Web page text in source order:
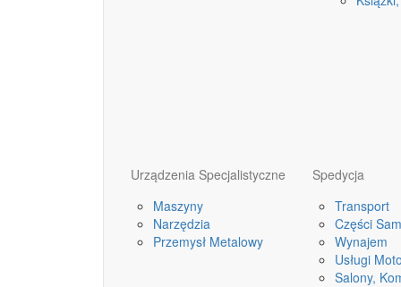
Urządzenia Specjalistyczne
Maszyny
Narzędzia
Przemysł Metalowy
Spedycja
Transport
Części
Wynajem
Usługi
Salony,